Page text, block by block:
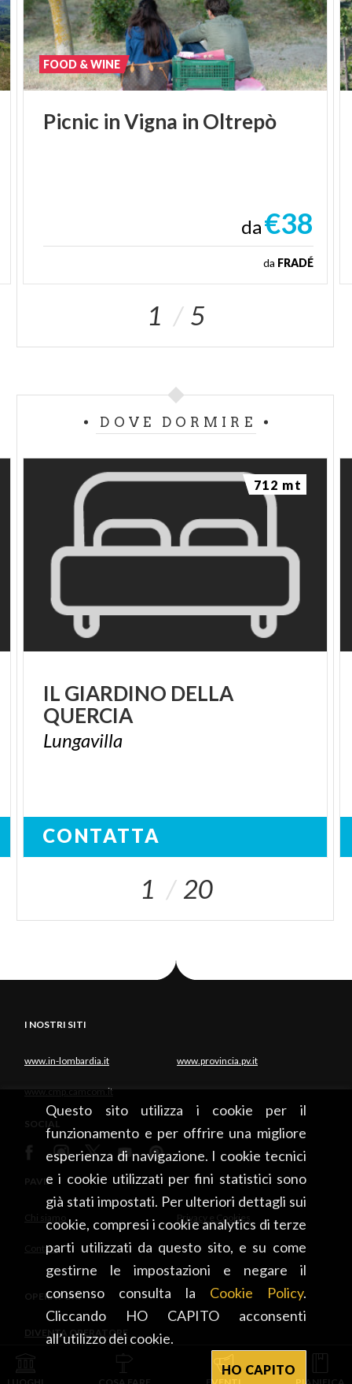
Questo sito utilizza i cookie per il
funzionamento e per offrire una migliore
esperienza di navigazione. I cookie tecnici
e i cookie utilizzati per fini statistici sono
già stati impostati. Per ulteriori dettagli sui
cookie, compresi i cookie analytics di terze
parti utilizzati da questo sito, e su come
gestirne le impostazioni e negare il
consenso consulta la Cookie Policy.
Cliccando HO CAPITO acconsenti
all’utilizzo dei cookie.
HO CAPITO
Picnic inVigna in Oltrepò
FOOD & WINE
da€38
da FRADÉ
1 5
DOVE DORMIRE
IL GIARDINO DELLA
QUERCIA
Lungavilla
CONTATTA
712 mt
1 20
I NOSTRI SITI
www.in-lombardia.it www.provincia.pv.it
www.cmp.camcom.it
SOCIAL
PAVIA
Chi siamo Privacy e Cookies
Contatti
OPERATORI
DIVENTA OPERATORE
INTEGRATO CON